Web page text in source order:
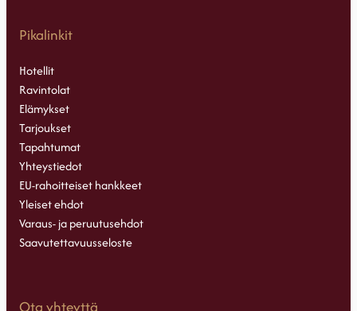
Pikalinkit
Hotellit
Ravintolat
Elämykset
Tarjoukset
Tapahtumat
Yhteystiedot
EU-rahoitteiset hankkeet
Yleiset ehdot
Varaus- ja peruutusehdot
Saavutettavuusseloste
Ota yhteyttä